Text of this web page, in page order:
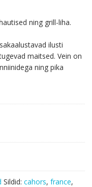
ning grill-liha.
ilusti
maitsed. Vein on
ning pika
Sildid: cahors, france,